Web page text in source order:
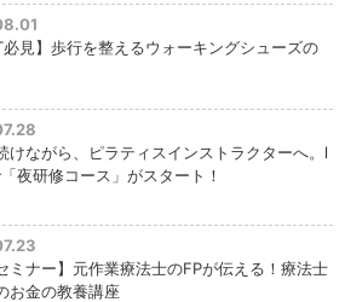
必見】歩行を整えるウォーキングシューズの
けながら、ピラティスインストラクターへ。l
夜研修コース」がスタート！
ミナー】元作業療法士のFPが伝える！療法士
お金の教養講座